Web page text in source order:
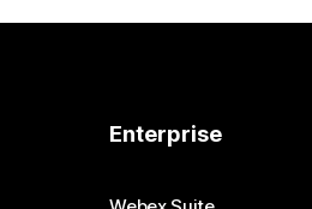
Enterprise